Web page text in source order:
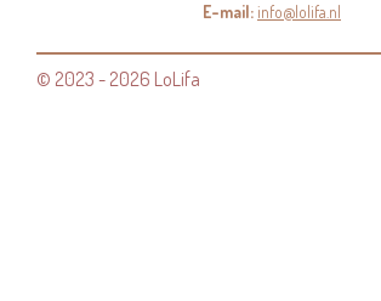
E-mail:info@lolifa.nl
© 2023 - 2026 LoLifa